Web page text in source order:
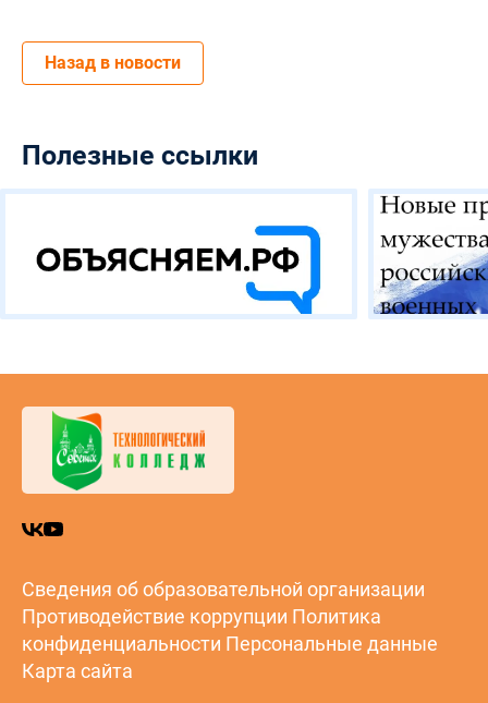
Назад в новости
Полезные ссылки
Сведения об образовательной организации
Противодействие коррупции Политика
конфиденциальности Персональные данные
Карта сайта